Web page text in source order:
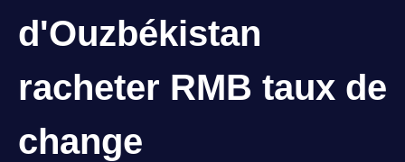
d'Ouzbékistan
racheter RMB taux de
change